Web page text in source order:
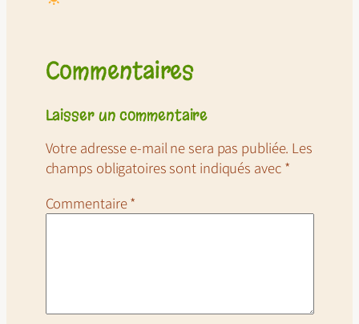
Commentaires
Laisser un commentaire
Votre adresse e-mail ne sera pas publiée. Les
champs obligatoires sont indiqués avec *
Commentaire*